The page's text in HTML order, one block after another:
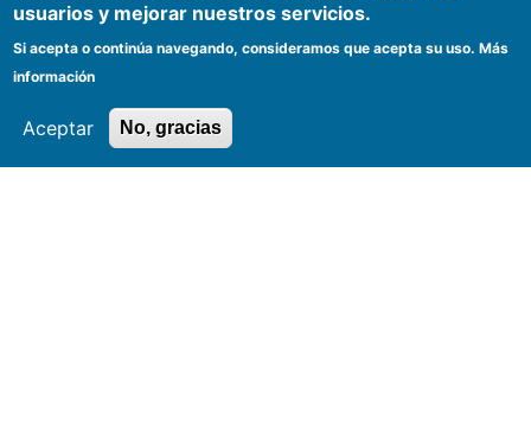
Síguenos en redes sociales
@Mineducacion
@mineducacioncol
@mineducacion
@MinisteriodeEducaciónNacional
@mineducacioncolombia
usuarios y mejorar nuestros servicios.
Si acepta o continúa navegando, consideramos que acepta su uso.Más
información
Aceptar No, gracias